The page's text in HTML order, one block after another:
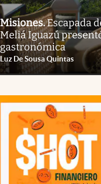
Misiones.Escapada
Meliá Iguazú
gastronómica
Luz De Sousa Quintas